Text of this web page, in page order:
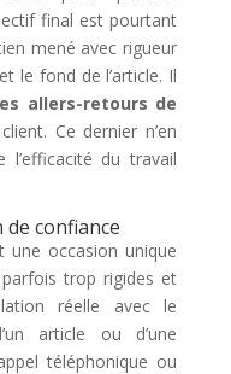
final est pourtant
mené avec rigueur
le fond de l’article. Il
allers-retours de
Ce dernier n’en
l’efficacité du travail
de confiance
une occasion unique
trop rigides et
réelle avec le
article ou d’une
téléphonique ou